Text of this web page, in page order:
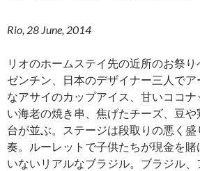
Rio, 28 June, 2014
リオのホームステイ先の近所のお祭
ゼンチン、日本のデザイナー三人で
なアサイのカップアイス、甘いココ
い海老の焼き串、焦げたチーズ、豆
台が並ぶ。ステージは段取りの悪く
奏。ルーレットで子供たちが現金を
いないリアルなブラジル。ブラジル